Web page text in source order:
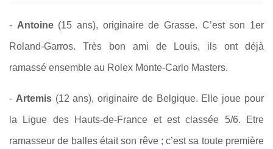
- Antoine(15 ans), originaire de Grasse. C’est son 1er
Roland-Garros. Très bon ami de Louis, ils ont déjà
ramassé ensemble au Rolex Monte-Carlo Masters.
- Artemis(12 ans), originaire de Belgique. Elle joue pour
la Ligue des Hauts-de-France et est classée 5/6. Etre
ramasseur de balles était son rêve ; c’est sa toute première